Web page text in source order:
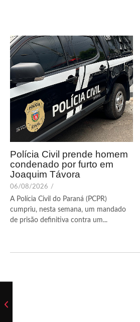
Polícia Civil prende homem
condenado por furto em
Joaquim Távora
06/08/2026 /
A Polícia Civil do Paraná (PCPR)
cumpriu, nesta semana, um mandado
de prisão definitiva contra um...